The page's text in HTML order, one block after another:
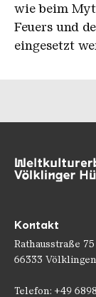
wie beim
Feuers und
eingesetzt
Kontakt
Rathausstraße
66333 Völklingen
Telefon: +49